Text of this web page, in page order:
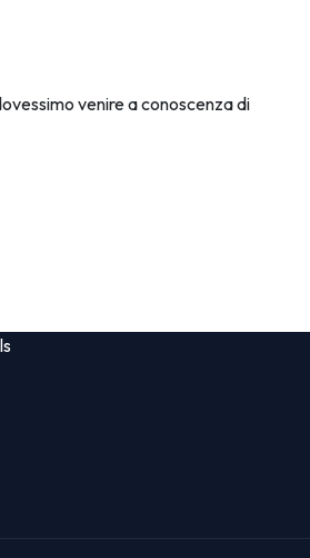
venire a conoscenza di